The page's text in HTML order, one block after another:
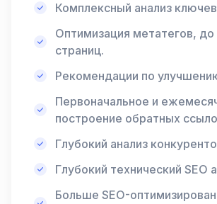
Комплексный анализ
Оптимизация метатегов, до
страниц.
Рекомендации по
Первоначальное и
построение обратных
Глубокий анализ
Глубокий технический SEO
Больше SEO-